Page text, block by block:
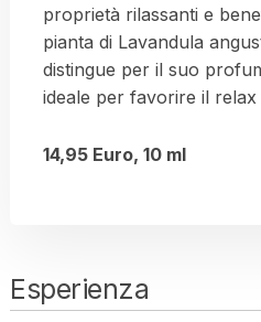
proprietà rilassanti e
pianta di Lavandula
distingue per il suo
ideale per favorire il
14,95 Euro, 10 ml
Esperienza